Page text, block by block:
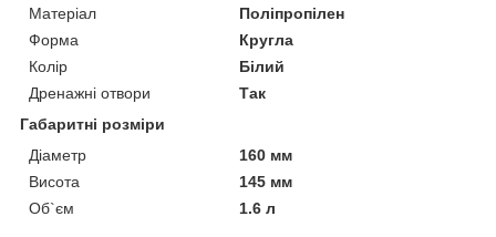
Матеріал
Поліпропілен
Форма
Кругла
Колір
Білий
Дренажні отвори
Так
Габаритні розміри
Діаметр
160 мм
Висота
145 мм
Об`єм
1.6 л